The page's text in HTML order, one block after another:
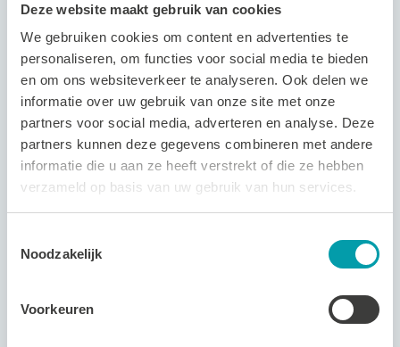
Deze website maakt gebruik van cookies
We gebruiken cookies om content en advertenties te
personaliseren, om functies voor social media te bieden
en om ons websiteverkeer te analyseren. Ook delen we
informatie over uw gebruik van onze site met onze
partners voor social media, adverteren en analyse. Deze
partners kunnen deze gegevens combineren met andere
informatie die u aan ze heeft verstrekt of die ze hebben
verzameld op basis van uw gebruik van hun services.
Noodzakelijk
Voorkeuren
Reserveren voor de VIP Discoparty is noodzakelijk
en kan via0252- 21 55 94. Kies voor de optie
receptie, niet administratie.
Zwemtijden
Discozwemmen
Iedere laatste
maand